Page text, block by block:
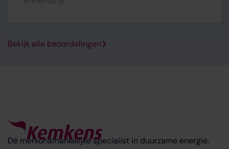
Bekijk alle beoordelingen
Dé merkonafhankelijke specialist in duurzame energie.